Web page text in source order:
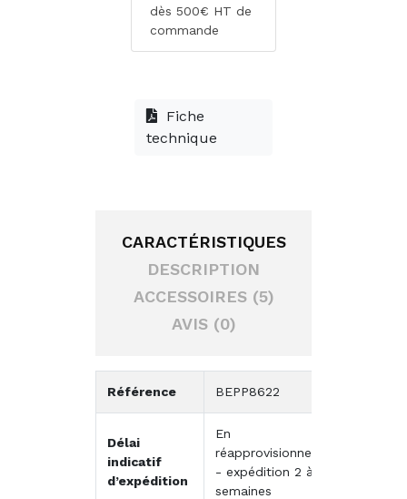
dès 500€ HT de
commande
Fiche
technique
CARACTÉRISTIQUES
DESCRIPTION
ACCESSOIRES (5)
AVIS (0)
Référence BEPP8622
Délai
indicatif
d’expédition
En
réapprovisionnement
- expédition 2 à 3
semaines